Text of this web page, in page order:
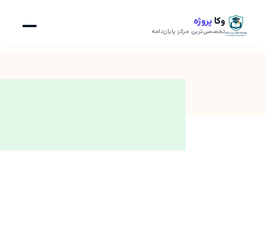
وکا پروژه
تخصصی‌ترین مرکز پایان‌نامه